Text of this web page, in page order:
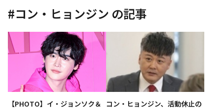
#コン・ヒョンジン の記事
【PHOTO】イ・ジョンソク＆ コン・ヒョンジン、活動休止の